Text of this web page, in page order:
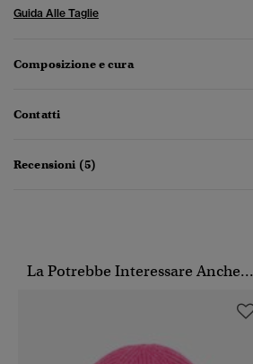
Guida Alle Taglie
Composizione e cura
Contatti
Recensioni (5)
La Potrebbe Interessare Anche...